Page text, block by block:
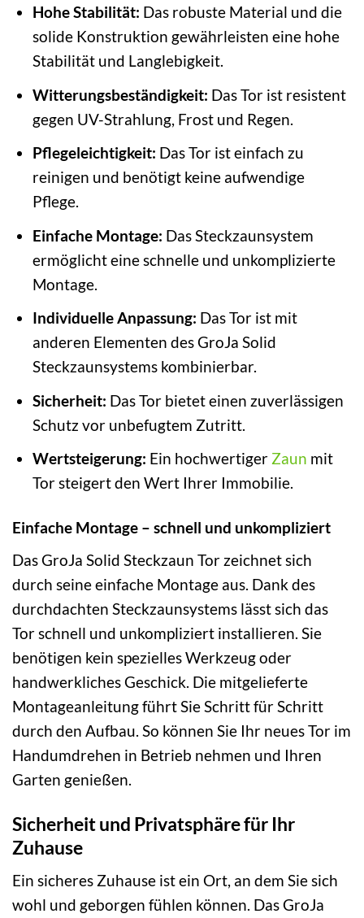
Hohe Stabilität: Das robuste Material und die
solide Konstruktion gewährleisten eine hohe
Stabilität und Langlebigkeit.
Witterungsbeständigkeit: Das Tor ist resistent
gegen UV-Strahlung, Frost und Regen.
Pflegeleichtigkeit: Das Tor ist einfach zu
reinigen und benötigt keine aufwendige
Pflege.
Einfache Montage: Das Steckzaunsystem
ermöglicht eine schnelle und unkomplizierte
Montage.
Individuelle Anpassung: Das Tor ist mit
anderen Elementen des GroJa Solid
Steckzaunsystems kombinierbar.
Sicherheit: Das Tor bietet einen zuverlässigen
Schutz vor unbefugtem Zutritt.
Wertsteigerung: Ein hochwertiger Zaun mit
Tor steigert den Wert Ihrer Immobilie.
Einfache Montage – schnell und unkompliziert
Das GroJa Solid Steckzaun Tor zeichnet sich
durch seine einfache Montage aus. Dank des
durchdachten Steckzaunsystems lässt sich das
Tor schnell und unkompliziert installieren. Sie
benötigen kein spezielles Werkzeug oder
handwerkliches Geschick. Die mitgelieferte
Montageanleitung führt Sie Schritt für Schritt
durch den Aufbau. So können Sie Ihr neues Tor im
Handumdrehen in Betrieb nehmen und Ihren
Garten genießen.
Sicherheit und Privatsphäre für Ihr
Zuhause
Ein sicheres Zuhause ist ein Ort, an dem Sie sich
wohl und geborgen fühlen können. Das GroJa